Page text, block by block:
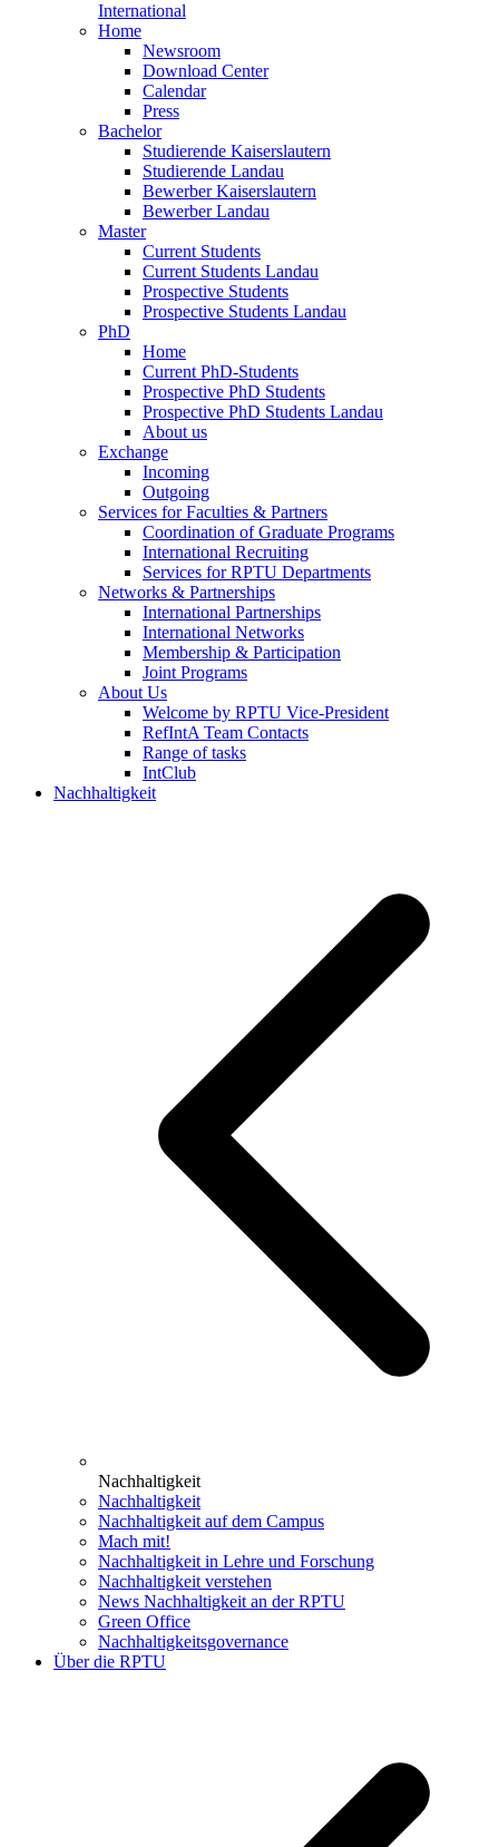
International
Home
Newsroom
Download Center
Calendar
Press
Bachelor
Studierende Kaiserslautern
Studierende Landau
Bewerber Kaiserslautern
Bewerber Landau
Master
Current Students
Current Students Landau
Prospective Students
Prospective Students Landau
PhD
Home
Current PhD-Students
Prospective PhD Students
Prospective PhD Students Landau
About us
Exchange
Incoming
Outgoing
Services for Faculties & Partners
Coordination of Graduate Programs
International Recruiting
Services for RPTU Departments
Networks & Partnerships
International Partnerships
International Networks
Membership & Participation
Joint Programs
About Us
Welcome by RPTU Vice-President
RefIntA Team Contacts
Range of tasks
IntClub
Nachhaltigkeit
Nachhaltigkeit
Nachhaltigkeit
Nachhaltigkeit auf dem Campus
Mach mit!
Nachhaltigkeit in Lehre und Forschung
Nachhaltigkeit verstehen
News Nachhaltigkeit an der RPTU
Green Office
Nachhaltigkeitsgovernance
Über die RPTU